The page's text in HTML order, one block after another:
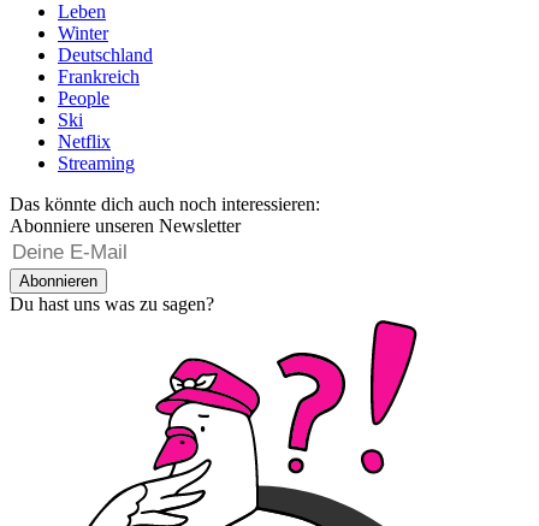
Leben
Winter
Deutschland
Frankreich
People
Ski
Netflix
Streaming
Das könnte dich auch noch interessieren:
Abonniere unseren Newsletter
Abonnieren
Du hast uns was zu sagen?